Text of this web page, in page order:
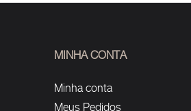
MINHA CONTA
Minha conta
Meus Pedidos